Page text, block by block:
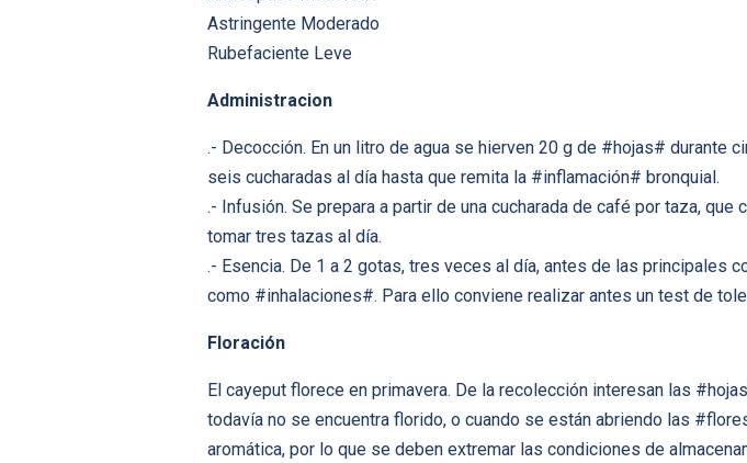
Astringente Moderado
Rubefaciente Leve
Administracion
.- Decocción. En un litro de agua se hierven 20 g de #hojas# durante
seis cucharadas al día hasta que remita la #inflamación# bronquial.
.- Infusión. Se prepara a partir de una cucharada de café por taza,
tomar tres tazas al día.
.- Esencia. De 1 a 2 gotas, tres veces al día, antes de las principales
como #inhalaciones#. Para ello conviene realizar antes un test de
Floración
El cayeput florece en primavera. De la recolección interesan las
todavía no se encuentra florido, o cuando se están abriendo las
aromática, por lo que se deben extremar las condiciones de